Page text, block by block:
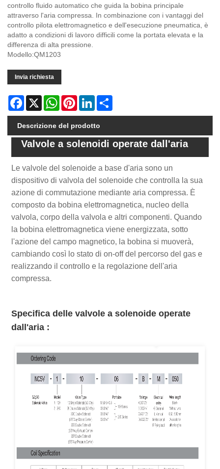
controllo fluido automatico che guida la bobina principale
attraverso l'aria compressa. In combinazione con i vantaggi del
controllo pilota elettromagnetico e dell'esecuzione pneumatica, è
adatto a condizioni di lavoro difficili come la portata elevata e la
differenza di alta pressione.
Modello:QM1203
Invia richiesta
Facebook
X WhatsAppPinterestLinkedIn
Descrizione del prodotto
Valvole a solenoidi operate dall'aria
Le valvole del solenoide a base d'aria sono un
dispositivo di valvola del solenoide che controlla la sua
azione di commutazione mediante aria compressa. È
composto da bobina elettromagnetica, nucleo della
valvola, corpo della valvola e altri componenti. Quando
la bobina elettromagnetica viene energizzata, sotto
l'azione del campo magnetico, la bobina si muoverà,
cambiando così lo stato di on-off del percorso del gas e
realizzando il controllo e la regolazione dell'aria
compressa.
Specifica delle valvole a solenoide operate
dall'aria :